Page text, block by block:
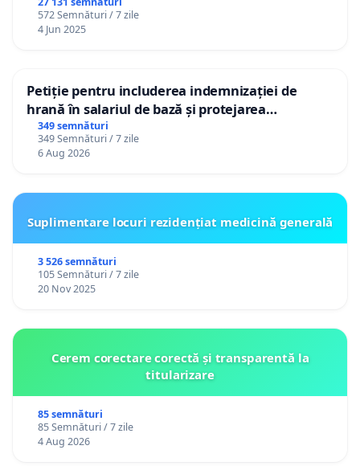
572 Semnături / 7 zile
4 Jun 2025
Petiție pentru includerea indemnizației de
hrană în salariul de bază și protejarea
gradațiilor de vechime pentru asistenții
personali
349 semnături
349 Semnături / 7 zile
6 Aug 2026
Suplimentare locuri rezidențiat medicină generală
3 526 semnături
105 Semnături / 7 zile
20 Nov 2025
Cerem corectare corectă și transparentă la
titularizare
85 semnături
85 Semnături / 7 zile
4 Aug 2026